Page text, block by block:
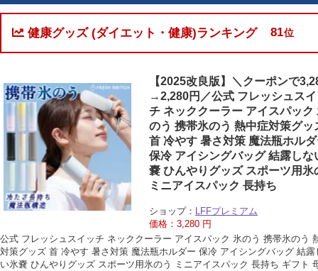
健康グッズ (ダイエット・健康)ランキング 81位
【2025改良版】＼クーポンで
→2,280円／公式 フレッシュス
チ ネッククーラー アイスパック
のう 携帯氷のう 熱中症対策グッ
首 冷やす 暑さ対策 魔法瓶ホル
保冷 アイシングバッグ 結露しな
嚢 ひんやりグッズ スポーツ用氷
ミニアイスパック 長持ち
ショップ： LFFプレミアム
価格：3,280 円
公式 フレッシュスイッチ ネッククーラー アイスパック 氷のう 携帯氷のう
対策グッズ 首 冷やす 暑さ対策 魔法瓶ホルダー 保冷 アイシングバッグ 結露
い氷嚢 ひんやりグッズ スポーツ用氷のう ミニアイスパック 長持ち ギフト